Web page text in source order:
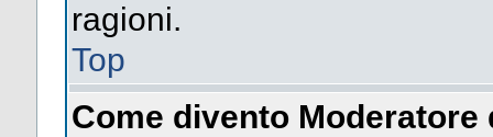
ragioni.
Top
Come divento Moderatore